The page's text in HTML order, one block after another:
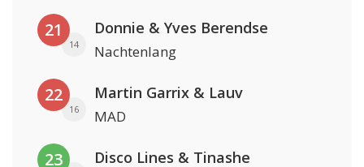
21
14
Donnie & Yves Berendse
Nachtenlang
22
16
Martin Garrix & Lauv
MAD
23 Disco Lines & Tinashe